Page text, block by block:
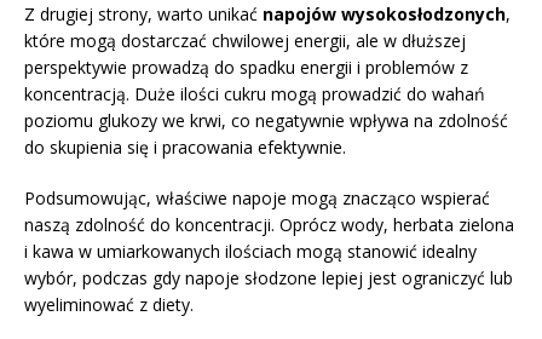
Z drugiej strony, warto unikać napojów wysokosłodzonych,
które mogą dostarczać chwilowej energii, ale w dłuższej
perspektywie prowadzą do spadku energii i problemów z
koncentracją. Duże ilości cukru mogą prowadzić do wahań
poziomu glukozy we krwi, co negatywnie wpływa na zdolność
do skupienia się i pracowania efektywnie.
Podsumowując, właściwe napoje mogą znacząco wspierać
naszą zdolność do koncentracji. Oprócz wody, herbata zielona
i kawa w umiarkowanych ilościach mogą stanowić idealny
wybór, podczas gdy napoje słodzone lepiej jest ograniczyć lub
wyeliminować z diety.